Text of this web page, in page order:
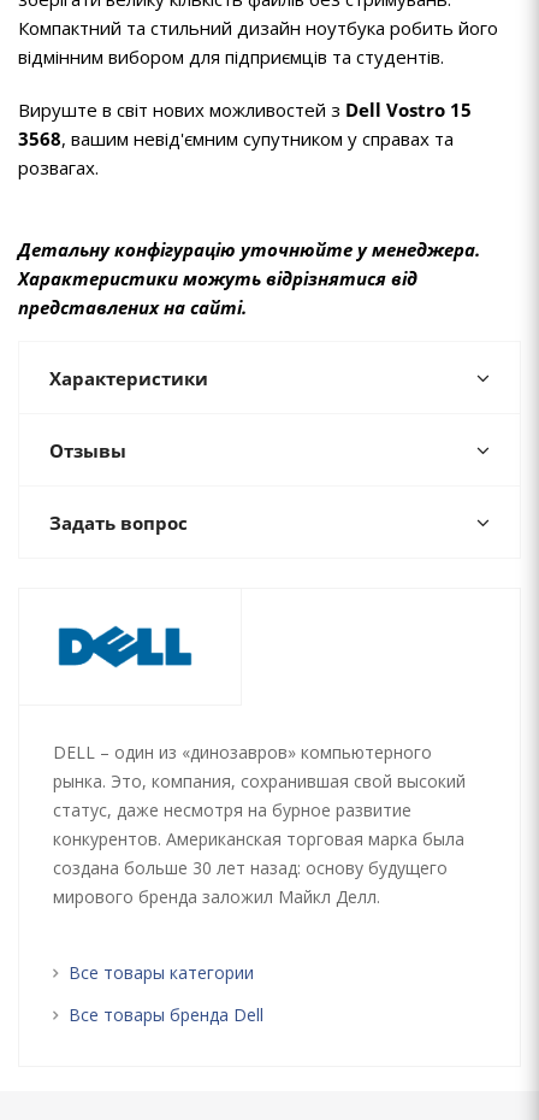
Компактний та стильний дизайн ноутбука робить його
відмінним вибором для підприємців та студентів.
Вируште в світ нових можливостей з Dell Vostro 15
3568, вашим невід'ємним супутником у справах та
розвагах.
Детальну конфігурацію уточнюйте у менеджера.
Характеристики можуть відрізнятися від
представлених на сайті.
Характеристики
Отзывы
Задать вопрос
DELL – один из «динозавров» компьютерного
рынка. Это, компания, сохранившая свой высокий
статус, даже несмотря на бурное развитие
конкурентов. Американская торговая марка была
создана больше 30 лет назад: основу будущего
мирового бренда заложил Майкл Делл.
Все товары категории
Все товары бренда Dell